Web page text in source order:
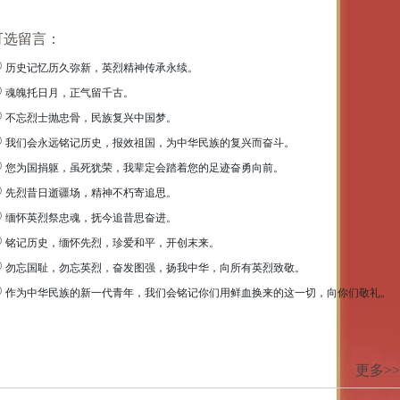
留言：
历史记忆历久弥新，英烈精神传承永续。
魂魄托日月，正气留千古。
不忘烈士抛忠骨，民族复兴中国梦。
我们会永远铭记历史，报效祖国，为中华民族的复兴而奋斗。
您为国捐躯，虽死犹荣，我辈定会踏着您的足迹奋勇向前。
先烈昔日逝疆场，精神不朽寄追思。
缅怀英烈祭忠魂，抚今追昔思奋进。
铭记历史，缅怀先烈，珍爱和平，开创末来。
勿忘国耻，勿忘英烈，奋发图强，扬我中华，向所有英烈致敬。
作为中华民族的新一代青年，我们会铭记你们用鲜血换来的这一切，向你们敬礼。
更多>>